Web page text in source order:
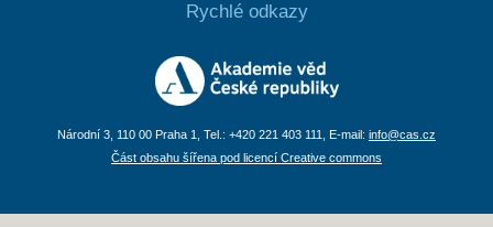
Rychlé odkazy
Národní 3, 110 00 Praha 1, Tel.: +420 221 403 111, E-mail: info@cas.cz
Část obsahu šířena pod licencí Creative commons